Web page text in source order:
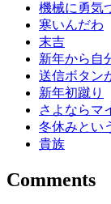
機械に勇気
寒いんだわ
末吉
新年から自
送信ボタン
新年初蹴り
さよならマ
冬休みとい
貴族
Comments